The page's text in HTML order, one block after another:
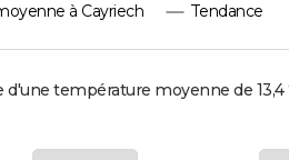
à Cayriech Tendance
température moyenne de 13,4